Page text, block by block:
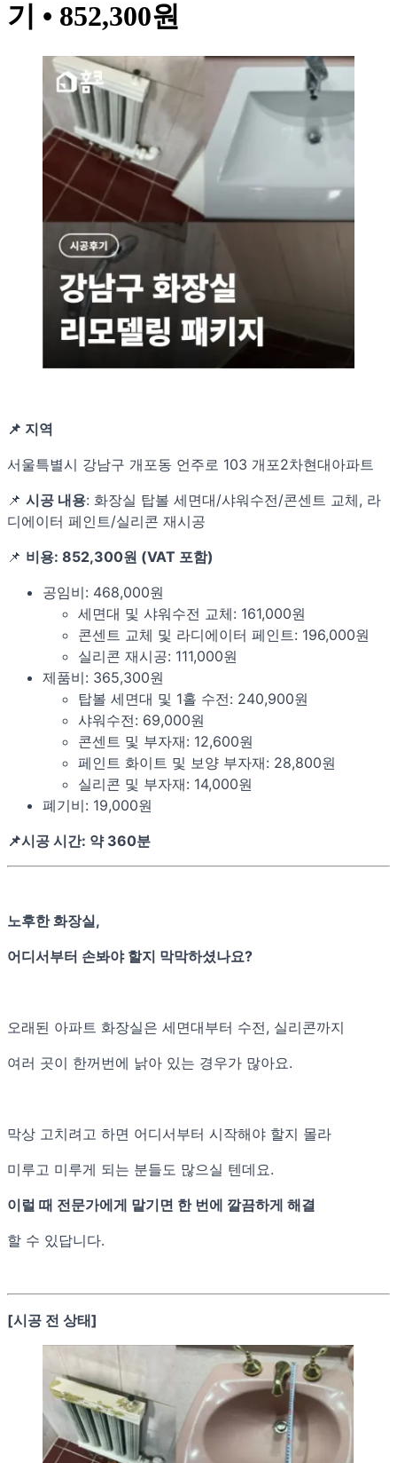
기 • 852,300원
📌 지역
서울특별시 강남구 개포동 언주로 103 개포2차현대아파트
📌 시공 내용: 화장실 탑볼 세면대/샤워수전/콘센트 교체, 라
디에이터 페인트/실리콘 재시공
📌 비용: 852,300원 (VAT 포함)
공임비: 468,000원
세면대 및 샤워수전 교체: 161,000원
콘센트 교체 및 라디에이터 페인트: 196,000원
실리콘 재시공: 111,000원
제품비: 365,300원
탑볼 세면대 및 1홀 수전: 240,900원
샤워수전: 69,000원
콘센트 및 부자재: 12,600원
페인트 화이트 및 보양 부자재: 28,800원
실리콘 및 부자재: 14,000원
폐기비: 19,000원
📌시공 시간: 약 360분
노후한 화장실,
어디서부터 손봐야 할지 막막하셨나요?
오래된 아파트 화장실은 세면대부터 수전, 실리콘까지
여러 곳이 한꺼번에 낡아 있는 경우가 많아요.
막상 고치려고 하면 어디서부터 시작해야 할지 몰라
미루고 미루게 되는 분들도 많으실 텐데요.
이럴 때 전문가에게 맡기면 한 번에 깔끔하게 해결
할 수 있답니다.
[시공 전 상태]